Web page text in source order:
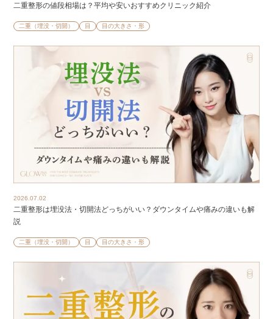
二重整形の値段相場は？平均や安いおすすめクリニック紹介
二重（埋没・切開） 目 目の大きさ・形
2026.07.02
二重整形は埋没法・切開法どっちがいい？ダウンタイムや痛みの違いも解
説
二重（埋没・切開） 目 目の大きさ・形